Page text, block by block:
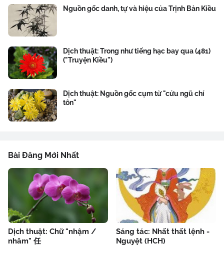
Nguồn gốc danh, tự và hiệu của Trịnh Bản Kiều
Dịch thuật: Trong như tiếng hạc bay qua (481)
("Truyện Kiều")
Dịch thuật: Nguồn gốc cụm từ "cửu ngũ chí
tôn"
Bài Đăng Mới Nhất
Dịch thuật: Chữ "nhậm /
nhâm" 任
Sáng tác: Nhất thất lệnh -
Nguyệt (HCH)